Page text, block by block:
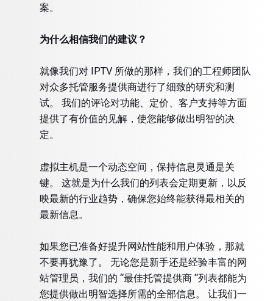
案。
为什么相信我们的建议？
就像我们对 IPTV 所做的那样，我们的工程师团队
对众多托管服务提供商进行了细致的研究和测
试。 我们的评论对功能、定价、客户支持等方面
提供了有价值的见解，使您能够做出明智的决
定。
虚拟主机是一个动态空间，保持信息灵通是关
键。 这就是为什么我们的列表会定期更新，以反
映最新的行业趋势，确保您始终能获得最相关的
最新信息。
如果您已准备好提升网站性能和用户体验，那就
不要再犹豫了。 无论您是新手还是经验丰富的网
站管理员，我们的 “最佳托管提供商 “列表都能为
您提供做出明智选择所需的全部信息。 让我们一